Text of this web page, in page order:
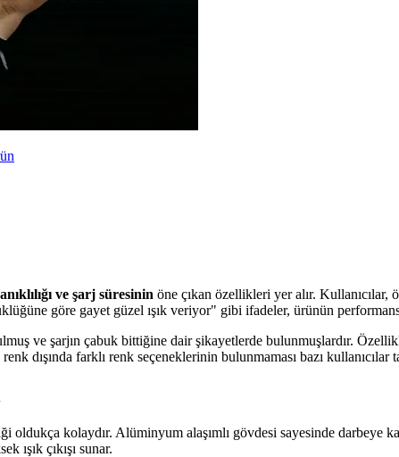
ve şarj süresinin öne çıkan özellikleri yer alır.
göre gayet güzel ışık veriyor" gibi ifadeler, ürünün
ve şarjın çabuk bittiğine dair şikayetlerde bulunmuşlardır.
dışında farklı renk seçeneklerinin bulunmaması bazı kullanıcılar
oldukça kolaydır. Alüminyum alaşımlı gövdesi sayesinde darbeye
çıkışı sunar.